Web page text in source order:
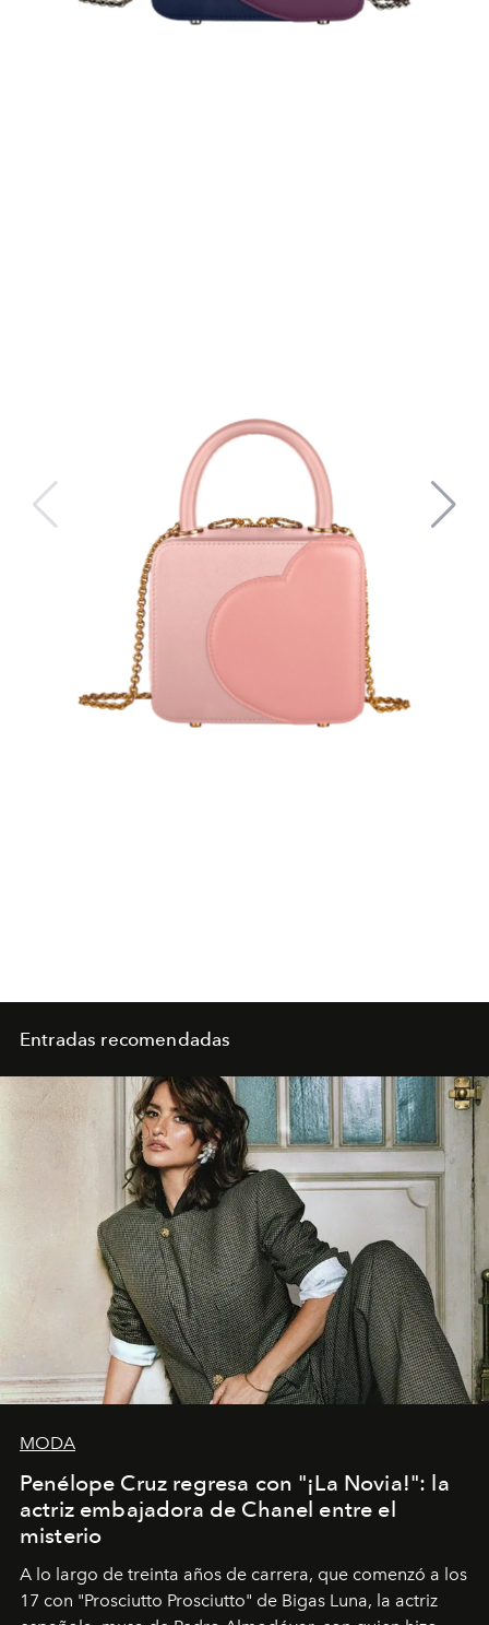
Entradas recomendadas
MODA
Penélope Cruz regresa con "¡La Novia!": la
actriz embajadora de Chanel entre el
misterio
A lo largo de treinta años de carrera, que comenzó a los
17 con "Prosciutto Prosciutto" de Bigas Luna, la actriz